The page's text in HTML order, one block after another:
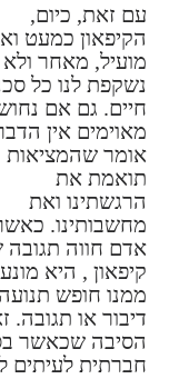
עם זאת, כיום,
הקיפאון כמעט
מועיל, מאחר ולא
נשקפת לנו כל
חיים. גם אם
מאוימים אין
אומר שהמציאות
תואמת את
הרגשתינו ואת
מחשבותינו.
אדם חווה תגובה
קיפאון , היא
ממנו חופש
דיבור או תגובה.
הסיבה שכאשר
חברתית לעיתים